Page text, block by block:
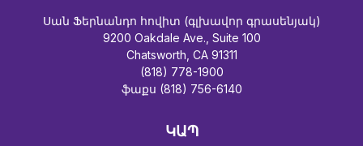
Սան Ֆերնանդո հովիտ (գլխավոր գրասենյակ)
9200 Oakdale Ave., Suite 100
Chatsworth, CA 91311
(818) 778-1900
ֆաքս (818) 756-6140
ԿԱՊ